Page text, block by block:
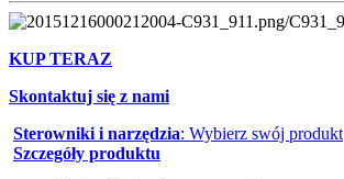
KUP TERAZ
Skontaktuj się z nami
Sterowniki i narzędzia: Wybierz swój produkt
Szczegóły produktu